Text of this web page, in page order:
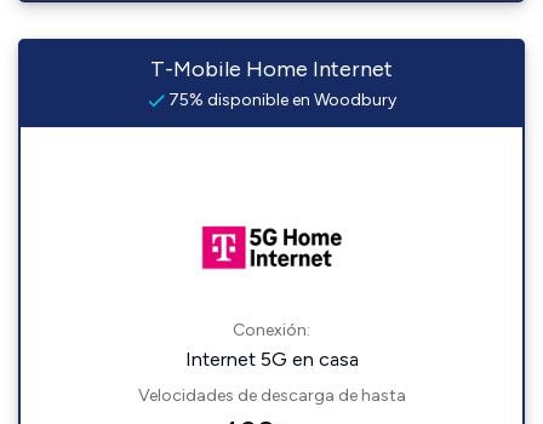
T-Mobile Home Internet
75% disponible en Woodbury
Conexión:
Internet 5G en casa
Velocidades de descarga de hasta